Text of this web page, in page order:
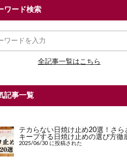
ワード検索
全記事一覧はこちら
記事一覧
テカらない日焼け止め20選！さら
キープする日焼け止めの選び方徹
2025/06/30 に投稿された